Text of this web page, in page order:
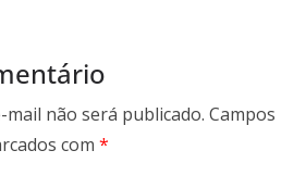
mail não será publicado. Campos
com *